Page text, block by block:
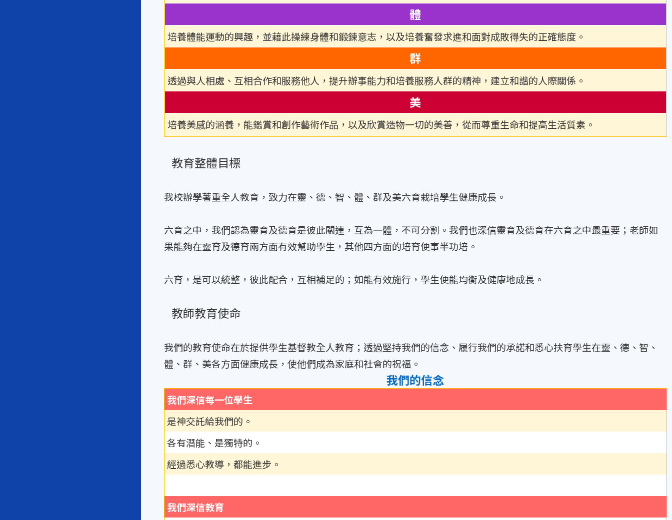
體
培養體能運動的興趣，並藉此操練身體和鍛鍊意志，以及培養奮發求進和面對成敗得失的正確態度。
群
透過與人相處、互相合作和服務他人，提升辦事能力和培養服務人群的精神，建立和諧的人際關係。
美
培養美感的涵養，能鑑賞和創作藝術作品，以及欣賞造物一切的美善，從而尊重生命和提高生活質素。
教育整體目標
我校辦學著重全人教育，致力在靈、德、智、體、群及美六育栽培學生健康成長。
六育之中，我們認為靈育及德育是彼此關連，互為一體，不可分割。我們也深信靈育及德育在六育之中最重要；老師如
果能夠在靈育及德育兩方面有效幫助學生，其他四方面的培育便事半功培。
六育，是可以統整，彼此配合，互相補足的；如能有效施行，學生便能均衡及健康地成長。
教師教育使命
我們的教育使命在於提供學生基督教全人教育；透過堅持我們的信念、履行我們的承諾和悉心扶育學生在靈、德、智、
體、群、美各方面健康成長，使他們成為家庭和社會的祝福。
我們的信念
我們深信每一位學生
是神交託給我們的。
各有潛能、是獨特的。
經過悉心教導，都能進步。
我們深信教育